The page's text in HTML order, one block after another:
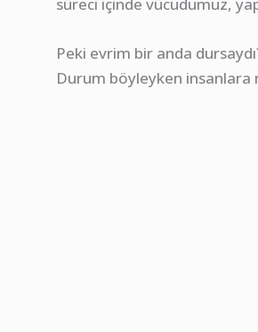
Peki evrim bir anda
Durum böyleyken insanlara